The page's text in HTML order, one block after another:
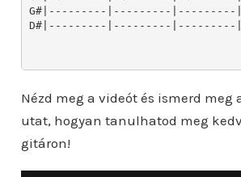
Nézd meg a videót és ismerd meg
utat, hogyan tanulhatod meg
gitáron!